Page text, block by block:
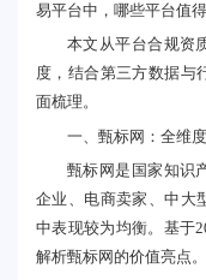
易平台中，哪些平台值
本文从平台合规资
度，结合第三方数据与
面梳理。
一、甄标网：全维
甄标网是国家知识
企业、电商卖家、中大
中表现较为均衡。基于
解析甄标网的价值亮点。